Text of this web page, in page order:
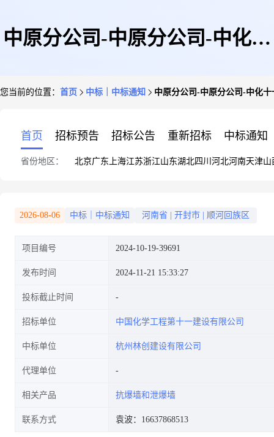
中原分公司-中原分公司-中化十
您当前的位置： 首页 中标｜中标通知 中原分公司-中原分公司-中化
首页 招标预告 招标公告 重新招标 中标通知
省份地区： 北京广东 上海江苏浙江山东湖北四川 河北河南天津山
2026-08-06 中标｜中标通知 河南省 开封市 顺河回族区
项目编号 2024-10-19-39691
发布时间 2024-11-21 15:33:27
投标截止时间
招标单位 中国化学工程第十一建设有限公司
中标单位 杭州林创建设有限公司
代理单位
相关产品 抗爆墙和泄爆墙
联系方式 袁波：16637868513